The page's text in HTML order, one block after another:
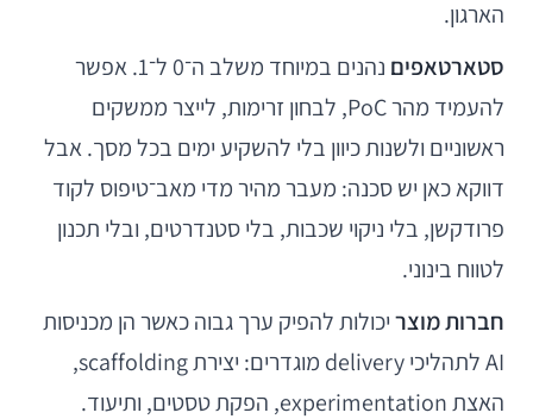
הארגון.
סטארטאפים
נהנים במיוחד משלב ה־0 ל־1. אפשר
להעמיד מהר PoC, לבחון זרימות, לייצר ממשקים
ראשוניים ולשנות כיוון בלי להשקיע ימים בכל מסך. אבל
דווקא כאן יש סכנה: מעבר מהיר מדי מאב־טיפוס לקוד
פרודקשן, בלי ניקוי שכבות, בלי סטנדרטים, ובלי תכנון
לטווח בינוני.
חברות מוצריכולות להפיק ערך גבוה כאשר הן מכניסות
AI לתהליכי delivery מוגדרים: יצירת scaffolding,
האצת experimentation, הפקת טסטים, ותיעוד.